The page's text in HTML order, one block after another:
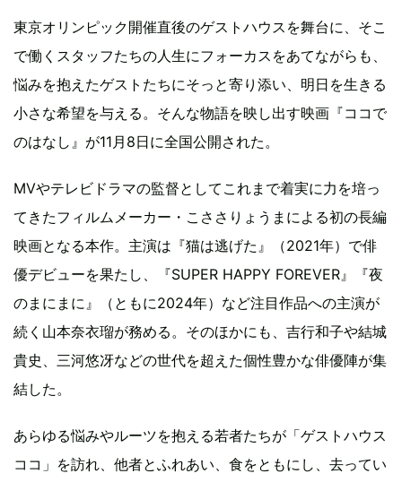
東京オリンピック開催直後のゲストハウスを舞台に、そこ
で働くスタッフたちの人生にフォーカスをあてながらも、
悩みを抱えたゲストたちにそっと寄り添い、明日を生きる
小さな希望を与える。そんな物語を映し出す映画『ココで
のはなし』が11月8日に全国公開された。
MVやテレビドラマの監督としてこれまで着実に力を培っ
てきたフィルムメーカー・こささりょうまによる初の長編
映画となる本作。主演は『猫は逃げた』（2021年）で俳
優デビューを果たし、『SUPER HAPPY FOREVER』『夜
のまにまに』（ともに2024年）など注目作品への主演が
続く山本奈衣瑠が務める。そのほかにも、吉行和子や結城
貴史、三河悠冴などの世代を超えた個性豊かな俳優陣が集
結した。
あらゆる悩みやルーツを抱える若者たちが「ゲストハウス
ココ」を訪れ、他者とふれあい、食をともにし、去ってい